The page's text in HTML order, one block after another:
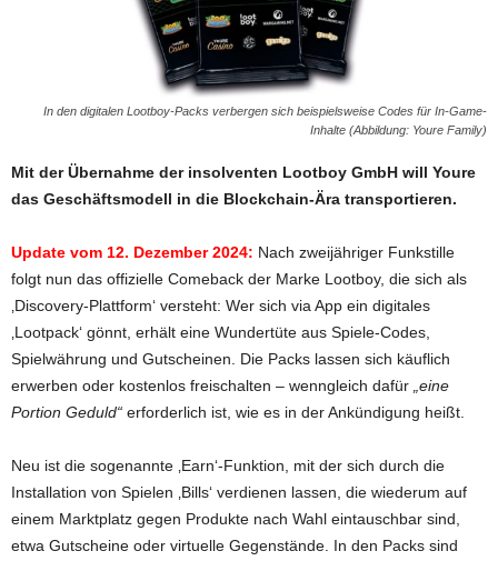
In den digitalen Lootboy-Packs verbergen sich beispielsweise Codes für In-Game-
Inhalte (Abbildung: Youre Family)
Mit der Übernahme der insolventen Lootboy GmbH will Youre
das Geschäftsmodell in die Blockchain-Ära transportieren.
Update vom 12. Dezember 2024: Nach zweijähriger Funkstille
folgt nun das offizielle Comeback der Marke Lootboy, die sich als
‚Discovery-Plattform‘ versteht: Wer sich via App ein digitales
‚Lootpack‘ gönnt, erhält eine Wundertüte aus Spiele-Codes,
Spielwährung und Gutscheinen. Die Packs lassen sich käuflich
erwerben oder kostenlos freischalten – wenngleich dafür „eine
Portion Geduld“ erforderlich ist, wie es in der Ankündigung heißt.
Neu ist die sogenannte ‚Earn‘-Funktion, mit der sich durch die
Installation von Spielen ‚Bills‘ verdienen lassen, die wiederum auf
einem Marktplatz gegen Produkte nach Wahl eintauschbar sind,
etwa Gutscheine oder virtuelle Gegenstände. In den Packs sind